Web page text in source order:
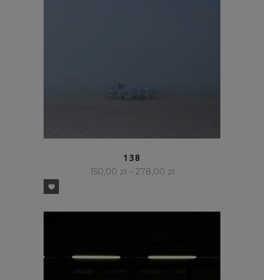
138
150,00 zł – 278,00 zł